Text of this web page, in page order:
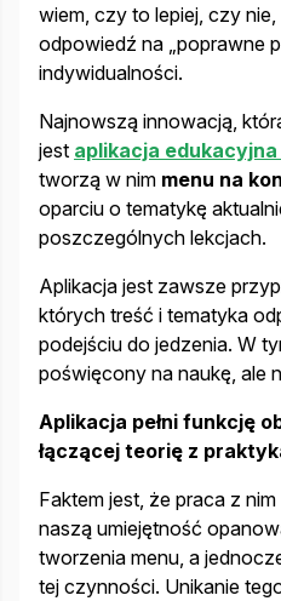
wiem, czy to lepiej, czy
odpowiedź na „poprawne
indywidualności.
Najnowszą innowacją,
jest aplikacja edukacyjna
tworzą w nim menu na
oparciu o tematykę
poszczególnych lekcjach.
Aplikacja jest zawsze
których treść i tematyka
podejściu do jedzenia. W
poświęcony na naukę, ale
Aplikacja pełni funkcję
łączącej teorię z
Faktem jest, że praca z
naszą umiejętność
tworzenia menu, a
tej czynności. Unikanie